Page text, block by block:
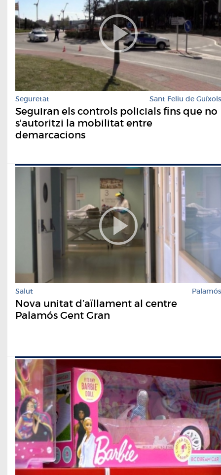
Seguretat Sant Feliu de Guíxols
Seguiran els controls policials fins que no
s'autoritzi la mobilitat entre
demarcacions
Salut Palamós
Nova unitat d’aïllament al centre
Palamós Gent Gran